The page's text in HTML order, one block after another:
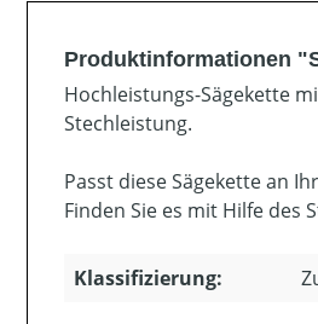
Produktinformationen
Hochleistungs-Sägekette
Stechleistung.
Passt diese Sägekette an
Finden Sie es mit Hilfe des
Klassifizierung: